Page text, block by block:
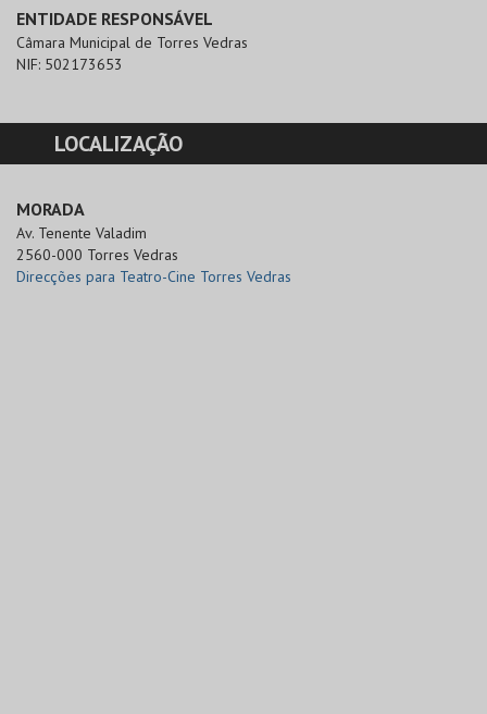
ENTIDADE RESPONSÁVEL
Câmara Municipal de Torres Vedras
NIF: 502173653
LOCALIZAÇÃO
MORADA
Av. Tenente Valadim
2560-000 Torres Vedras
Direcções para Teatro-Cine Torres Vedras